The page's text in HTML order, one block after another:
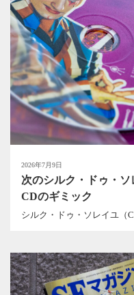
2026年7月9日
次のシルク・ドゥ・
CDのギミック
シルク・ドゥ・ソレイユ（